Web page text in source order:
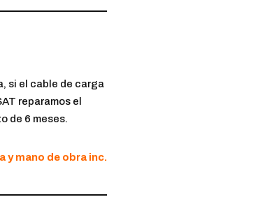
si el cable de carga
reparamos el
de 6 meses.
y mano de obra inc.